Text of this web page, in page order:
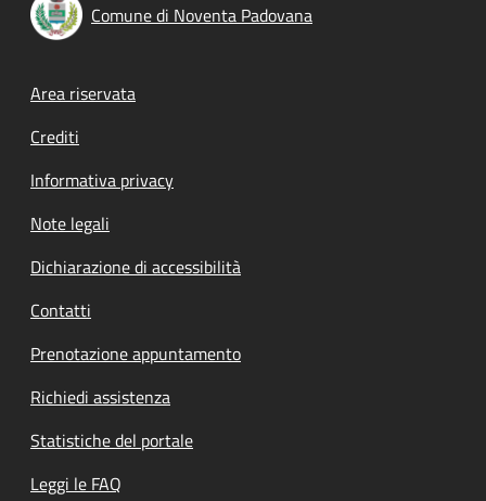
Comune di Noventa Padovana
Footer menu
Area riservata
Crediti
Informativa privacy
Note legali
Dichiarazione di accessibilità
Contatti
Prenotazione appuntamento
Richiedi assistenza
Statistiche del portale
Leggi le FAQ